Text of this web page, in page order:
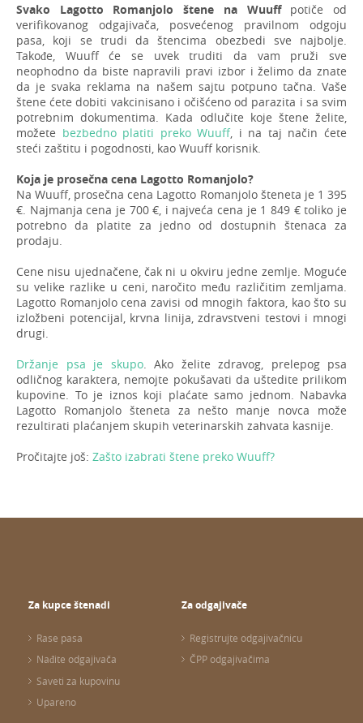
Svako Lagotto Romanjolo štene na Wuuffpotiče od
verifikovanog odgajivača, posvećenog pravilnom odgoju
pasa, koji se trudi da štencima obezbedi sve najbolje.
Takođe, Wuuff će se uvek truditi da vam pruži sve
neophodno da biste napravili pravi izbor i želimo da znate
da je svaka reklama na našem sajtu potpuno tačna. Vaše
štene ćete dobiti vakcinisano i očišćeno od parazita i sa svim
potrebnim dokumentima. Kada odlučite koje štene želite,
možete bezbedno platiti preko Wuuff, i na taj način ćete
steći zaštitu i pogodnosti, kao Wuuff korisnik.
Koja je prosečna cena Lagotto Romanjolo?
Na Wuuff, prosečna cena Lagotto Romanjolo šteneta je 1 395
€. Najmanja cena je 700 €, i najveća cena je 1 849 € toliko je
potrebno da platite za jedno od dostupnih štenaca za
prodaju.
Cene nisu ujednačene, čak ni u okviru jedne zemlje. Moguće
su velike razlike u ceni, naročito među različitim zemljama.
Lagotto Romanjolo cena zavisi od mnogih faktora, kao što su
izložbeni potencijal, krvna linija, zdravstveni testovi i mnogi
drugi.
Držanje psa je skupo. Ako želite zdravog, prelepog psa
odličnog karaktera, nemojte pokušavati da uštedite prilikom
kupovine. To je iznos koji plaćate samo jednom. Nabavka
Lagotto Romanjolo šteneta za nešto manje novca može
rezultirati plaćanjem skupih veterinarskih zahvata kasnije.
Pročitajte još: Zašto izabrati štene preko Wuuff?
Za kupce štenadi
Rase pasa
Nađite odgajivača
Saveti za kupovinu
Upareno
Za odgajivače
Registrujte odgajivačnicu
ČPP odgajivačima